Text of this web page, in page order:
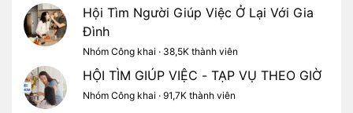
Hội Tìm Người Giúp Việc Ở Lại Với Gia
Đình
Nhóm Công khai · 38,5K thành viên
HỘI TÌM GIÚP VIỆC - TẠP VỤ THEO GIỜ
Nhóm Công khai · 91,7K thành viên